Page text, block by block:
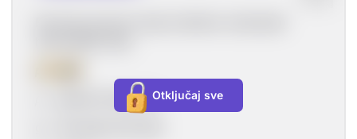
gustoća tekućineOtključaj sve